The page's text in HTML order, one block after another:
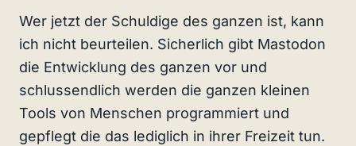
Wer jetzt der Schuldige des ganzen ist, kann
ich nicht beurteilen. Sicherlich gibt Mastodon
die Entwicklung des ganzen vor und
schlussendlich werden die ganzen kleinen
Tools von Menschen programmiert und
gepflegt die das lediglich in ihrer Freizeit tun.